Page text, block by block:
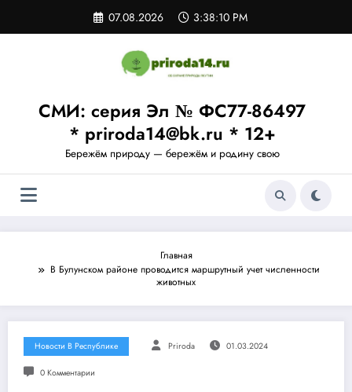
содержимому
07.08.2026 3:38:10 PM
СМИ: серия Эл № ФС77-86497
* priroda14@bk.ru * 12+
Бережём природу — бережём и родину свою
Главная
В Булунском районе проводится маршрутный учет численности
животных
Новости В Республике Priroda 01.03.2024
0 Комментарии